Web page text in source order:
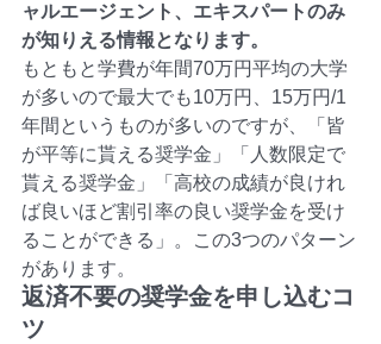
ャルエージェント、エキスパートのみ
が知りえる情報となります。
もともと学費が年間70万円平均の大学
が多いので最大でも10万円、15万円/1
年間というものが多いのですが、「皆
が平等に貰える奨学金」「人数限定で
貰える奨学金」「高校の成績が良けれ
ば良いほど割引率の良い奨学金を受け
ることができる」。この3つのパターン
があります。
返済不要の奨学金を申し込むコ
ツ